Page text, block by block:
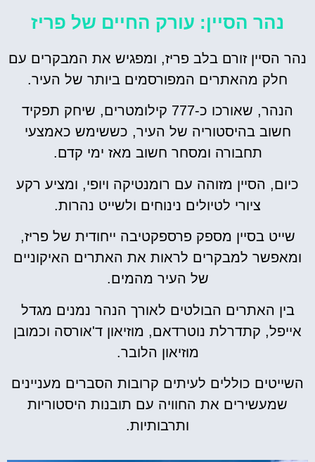
נהר הסיין: עורק החיים של פריז
נהר הסיין זורם בלב פריז, ומפגיש את המבקרים עם
חלק מהאתרים המפורסמים ביותר של העיר.
הנהר, שאורכו כ-777 קילומטרים, שיחק תפקיד
חשוב בהיסטוריה של העיר, כששימש כאמצעי
תחבורה ומסחר חשוב מאז ימי קדם.
כיום, הסיין מזוהה עם רומנטיקה ויופי, ומציע רקע
ציורי לטיולים נינוחים ולשייט נהרות.
שייט בסיין מספק פרספקטיבה ייחודית של פריז,
ומאפשר למבקרים לראות את האתרים האיקוניים
של העיר מהמים.
בין האתרים הבולטים לאורך הנהר נמנים מגדל
אייפל, קתדרלת נוטרדאם, מוזיאון ד'אורסה וכמובן
מוזיאון הלובר.
השייטים כוללים לעיתים קרובות הסברים מעניינים
שמעשירים את החוויה עם תובנות היסטוריות
ותרבותיות.